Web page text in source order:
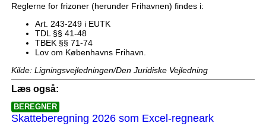
Reglerne for frizoner (herunder Frihavnen) findes i:
Art. 243-249 i EUTK
TDL §§ 41-48
TBEK §§ 71-74
Lov om Københavns Frihavn.
Kilde: Ligningsvejledningen/Den Juridiske Vejledning
Læs også:
BEREGNER
Skatteberegning 2026 som Excel-regneark